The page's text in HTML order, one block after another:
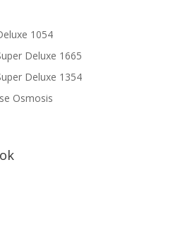
1054
Deluxe 1665
Deluxe 1354
Osmosis